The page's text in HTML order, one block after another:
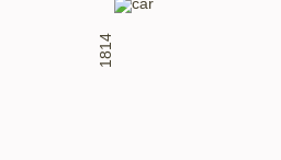
1814